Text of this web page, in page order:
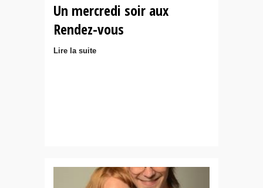
Un mercredi soir aux
Rendez-vous
Lire la suite